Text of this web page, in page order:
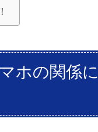
ホの関係に